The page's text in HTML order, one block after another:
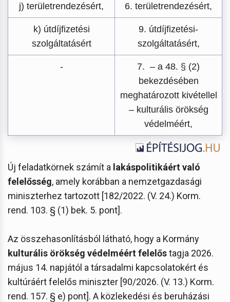
j) területrendezésért, 6. területrendezésért,
k) útdíjfizetési
szolgáltatásért
9. útdíjfizetési-
szolgáltatásért,
-
7. – a 48. § (2)
bekezdésében
meghatározott kivétellel
– kulturális örökség
védelméért,
Új feladatkörnek számít a lakáspolitikáért való
felelősség, amely korábban a nemzetgazdasági
miniszterhez tartozott [182/2022. (V. 24.) Korm.
rend. 103. § (1) bek. 5. pont].
Az összehasonlításból látható, hogy a Kormány
kulturális örökség védelméért felelőstagja 2026.
május 14. napjától a társadalmi kapcsolatokért és
kultúráért felelős miniszter [90/2026. (V. 13.) Korm.
rend. 157. § e) pont]. A közlekedési és beruházási